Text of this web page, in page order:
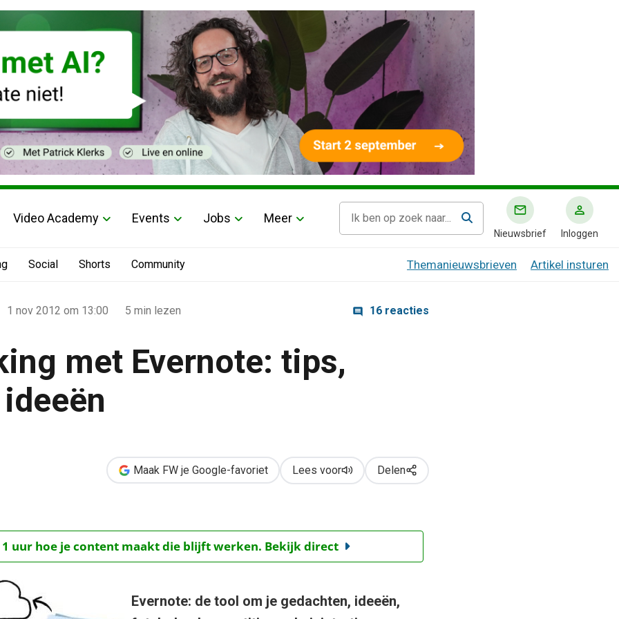
Video Academy Events Jobs Meer
Nieuwsbrief Inloggen
Social Shorts Community Themanieuwsbrieven Artikel insturen
1 nov 2012 om 13:00 5 min lezen 16 reacties
met Evernote: tips,
Maak FW je Google-favoriet Lees voor Delen
1 uur hoe je content maakt die blijft werken. Bekijk direct
Evernote: de tool om je gedachten, ideeën,